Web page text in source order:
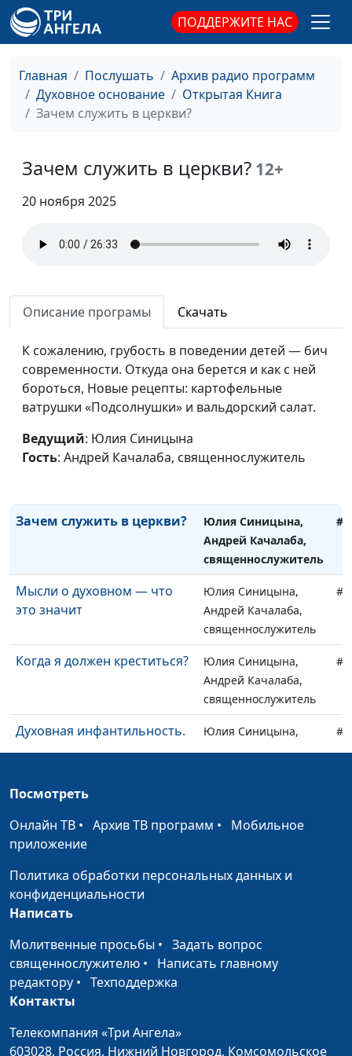
ПОДДЕРЖИТЕ НАС
Главная Послушать
Архив радио программ
Духовное основание
Открытая Книга
Зачем служить в церкви?
Зачем служить в церкви? 12+
20 ноября 2025
Описание програмы Скачать
К сожалению, грубость в поведении детей — бич
современности. Откуда она берется и как с ней
бороться, Новые рецепты: картофельные
ватрушки «Подсолнушки» и вальдорский салат.
Ведущий: Юлия Синицына
Гость: Андрей Качалаба, священнослужитель
магистр
религиоведения
должен пережить гонения
за веру?
Евгений Кафтанов,
священнослужитель,
Мужчина-христианин:
каким он должен быть?
Юлия Синицына,
религиоведения
христианка быть покорной?
священнослужитель,
магистр
религиоведения
Если умер близкий человек
Юлия Синицына,
Андрей Качалаба,
священнослужитель
Как пережить развод
Юлия Синицына,
Андрей Качалаба,
Зачем служить в церкви?
Юлия Синицына,
Андрей Качалаба,
священнослужитель
Мысли о духовном — что
это значит
Юлия Синицына,
Андрей Качалаба,
священнослужитель
Когда я должен креститься?
Юлия Синицына,
Андрей Качалаба,
священнослужитель
Духовная инфантильность.
Как достичь духовной
Юлия Синицына,
Андрей Качалаба,
Искусственный интеллект
— благо или зло?
Александр Синицын,
Как ориентироваться среди
хаоса информации?
Юлия Синицына,
Чем привлекают
конспирология и теория
заговора?
Юлия Синицына,
Александр Синицын,
Почему верующие
увлекаются
конспирологией?
священнослужитель
Посмотреть
Онлайн ТВ • Архив ТВ программ • Мобильное
приложение
Политика обработки персональных данных и
конфиденциальности
Написать
Молитвенные просьбы • Задать вопрос
священнослужителю • Написать главному
редактору • Техподдержка
Контакты
Телекомпания «Три Ангела»
603028, Россия, Нижний Новгород, Комсомольское